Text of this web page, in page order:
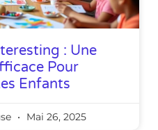
: Une
Pour
Enfants
Mai 26, 2025